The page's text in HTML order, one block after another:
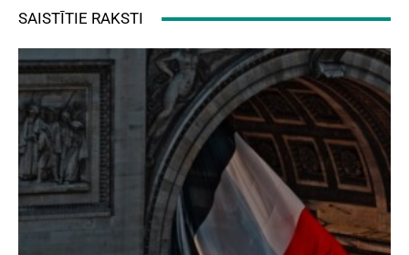
SAISTĪTIE RAKSTI